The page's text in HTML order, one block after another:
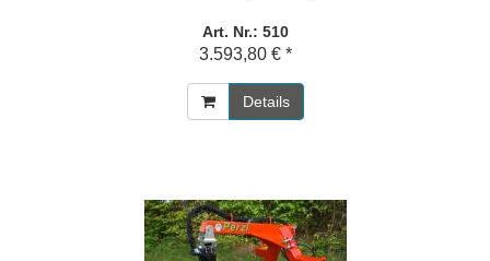
Art. Nr.: 510
3.593,80 € *
Details